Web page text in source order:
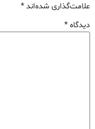
علامت‌گذاری شده‌اند*
دیدگاه*